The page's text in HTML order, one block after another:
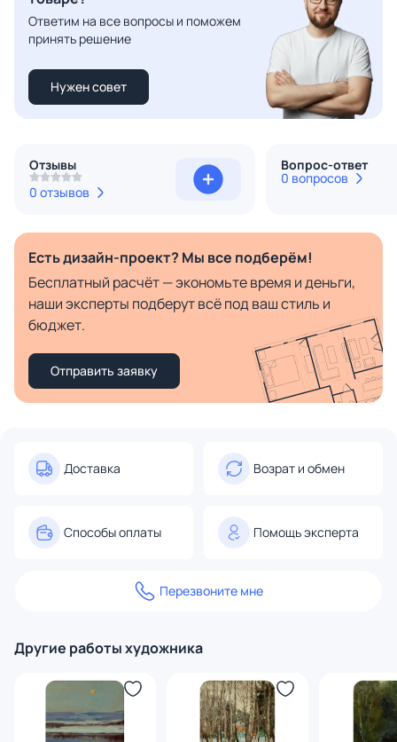
Ответим на все вопросы и поможем
принять решение
Нужен совет
Отзывы
0 отзывов
Вопрос-ответ
0 вопросов
Есть дизайн-проект? Мы все подберём!
Бесплатный расчёт — экономьте время и деньги,
наши эксперты подберут всё под ваш стиль и
бюджет.
Отправить заявку
Доставка Возрат и обмен
Способы оплаты Помощь эксперта
Перезвоните мне
Другие работы художника